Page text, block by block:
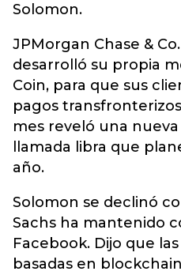
Solomon.
JPMorgan Chase &
desarrolló su propia
Coin, para que sus
pagos
mes reveló una
llamada libra que
año.
Solomon se declinó
Sachs ha mantenido
Facebook. Dijo que
basadas en